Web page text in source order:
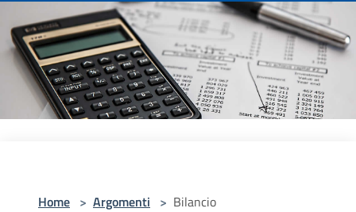
Home > Argomenti > Bilancio